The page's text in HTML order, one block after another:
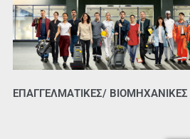
ΕΠΑΓΓΕΛΜΑΤΙΚΕΣ/ ΒΙΟΜΗΧΑΝΙΚΕΣ